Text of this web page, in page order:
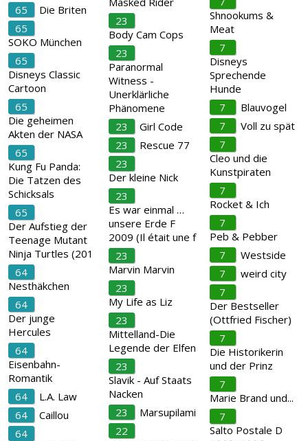
65
Die Briten
65
SOKO München
65
Disneys Classic
Cartoon
65
Die geheimen
Akten der NASA
65
Kung Fu Panda:
Die Tatzen des
Schicksals
65
Der Aufstieg der
Teenage Mutant
Ninja Turtles (201
64
Nesthäkchen
64
Der junge
Hercules
64
Eisenbahn-
Romantik
64
L.A. Law
64
Caillou
64
23
Body Cam Cops
23
Paranormal
Witness -
Unerklärliche
Phänomene
23
Girl Code
23
Rescue 77
23
Der kleine Nick
23
Es war einmal …
unsere Erde F
2009 (Il était une f
23
Marvin Marvin
23
My Life as Liz
23
Mittelland-Die
Legende der Elfen
23
Slavik - Auf Staats
Nacken
23
Marsupilami
22
Shnookums &
Meat
7
Disneys
Sprechende
Hunde
7
Blauvogel
7
Voll zu spät
7
Cleo und die
Kunstpiraten
7
Rocket & Ich
7
Peb & Pebber
7
Westside
7
weird city
7
Der Bestseller
(Ottfried Fischer)
7
Die Historikerin
und der Prinz
7
Marie Brand und...
7
Salto Postale D